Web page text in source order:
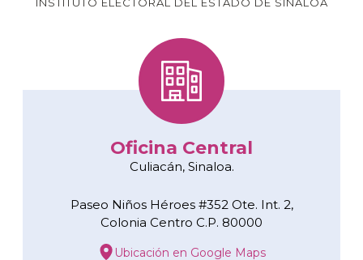
INSTITUTO ELECTORAL DEL ESTADO DE SINALOA
Oficina Central
Culiacán, Sinaloa.
Paseo Niños Héroes #352 Ote. Int. 2,
Colonia Centro C.P. 80000
Ubicación en Google Maps